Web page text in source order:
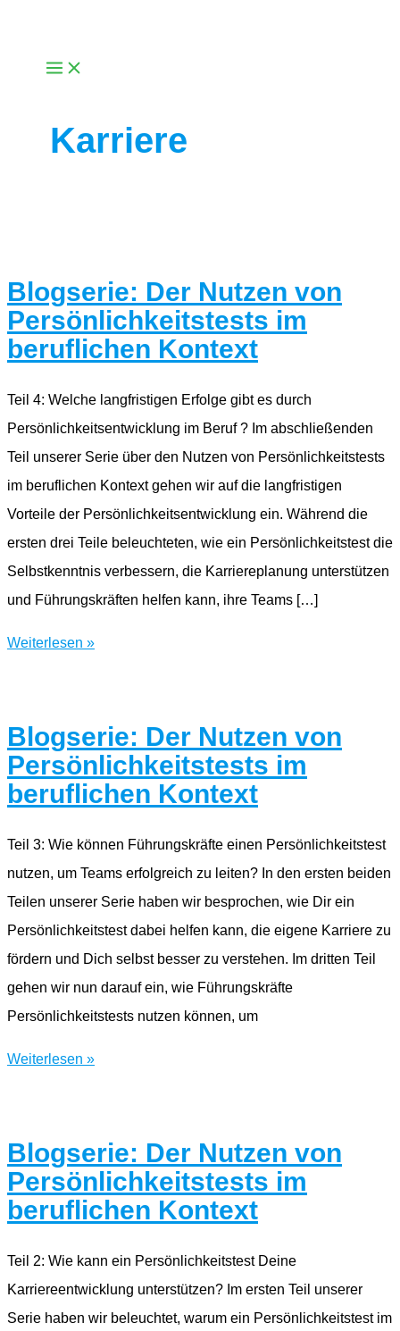
Karriere
Blogserie: Der Nutzen von
Persönlichkeitstests im
beruflichen Kontext
Teil 4: Welche langfristigen Erfolge gibt es durch
Persönlichkeitsentwicklung im Beruf ? Im abschließenden
Teil unserer Serie über den Nutzen von Persönlichkeitstests
im beruflichen Kontext gehen wir auf die langfristigen
Vorteile der Persönlichkeitsentwicklung ein. Während die
ersten drei Teile beleuchteten, wie ein Persönlichkeitstest die
Selbstkenntnis verbessern, die Karriereplanung unterstützen
und Führungskräften helfen kann, ihre Teams […]
Blogserie:
von
Persönlichkeitstests
im
Kontext
Weiterlesen »
Blogserie: Der Nutzen von
Persönlichkeitstests im
beruflichen Kontext
Teil 3: Wie können Führungskräfte einen Persönlichkeitstest
nutzen, um Teams erfolgreich zu leiten? In den ersten beiden
Teilen unserer Serie haben wir besprochen, wie Dir ein
Persönlichkeitstest dabei helfen kann, die eigene Karriere zu
fördern und Dich selbst besser zu verstehen. Im dritten Teil
gehen wir nun darauf ein, wie Führungskräfte
Persönlichkeitstests nutzen können, um
Blogserie:
von
Persönlichkeitstests
im
Kontext
Weiterlesen »
Blogserie: Der Nutzen von
Persönlichkeitstests im
beruflichen Kontext
Teil 2: Wie kann ein Persönlichkeitstest Deine
Karriereentwicklung unterstützen? Im ersten Teil unserer
Serie haben wir beleuchtet, warum ein Persönlichkeitstest im